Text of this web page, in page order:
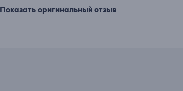
Показать оригинальный отзыв